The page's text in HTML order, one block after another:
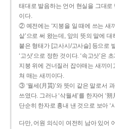
태대로 발음하는 언어 현실을 그대로
이다.
② 예전에는 ‘지붕을 일 때에 쓰는 새
샅’으로 써 왔는데, 앞의 뜻의 말에
붙은 형태가 [고사시/고사슬] 등으로
‘고삿’으로 정한 것이다. ‘속고삿’은
지붕 위에 건너질러 잡아매는 새끼이
쳐 매는 새끼이다.
③ ‘월세(月貰)’와 뜻이 같은 말로서 과
쓰였다. 그러나 ‘삭월세’를 한자어 ‘
단순히 한자로 흉내 낸 것으로 보아 ‘
다만, 어원 의식이 여전히 남아 있어